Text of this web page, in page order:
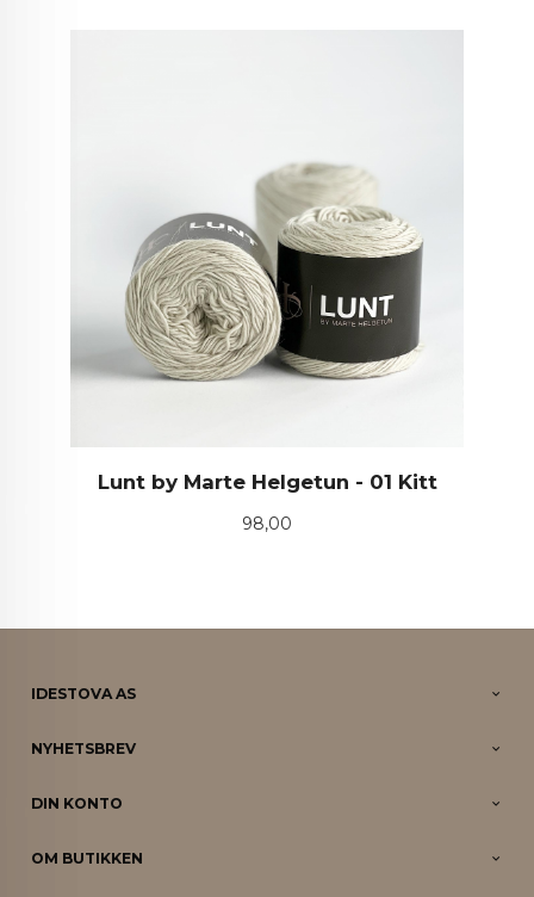
Lunt by Marte Helgetun - 01 Kitt
Pris
98,00
IDESTOVA AS
NYHETSBREV
DIN KONTO
OM BUTIKKEN